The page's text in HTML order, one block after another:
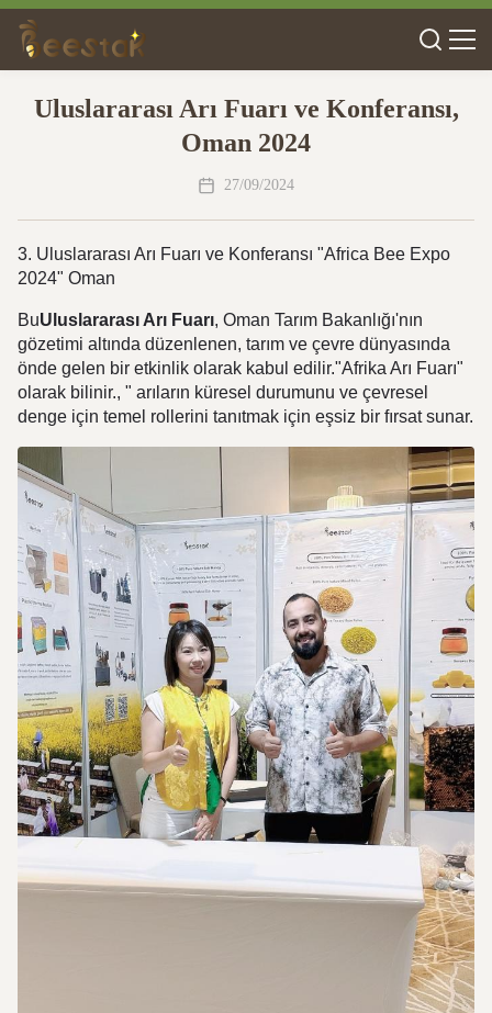
Uluslararası Arı Fuarı ve Konferansı,
Oman 2024
27/09/2024
3. Uluslararası Arı Fuarı ve Konferansı "Africa Bee Expo
2024" Oman
BuUluslararası Arı Fuarı, Oman Tarım Bakanlığı'nın
gözetimi altında düzenlenen, tarım ve çevre dünyasında
önde gelen bir etkinlik olarak kabul edilir."Afrika Arı Fuarı"
olarak bilinir., " arıların küresel durumunu ve çevresel
denge için temel rollerini tanıtmak için eşsiz bir fırsat sunar.